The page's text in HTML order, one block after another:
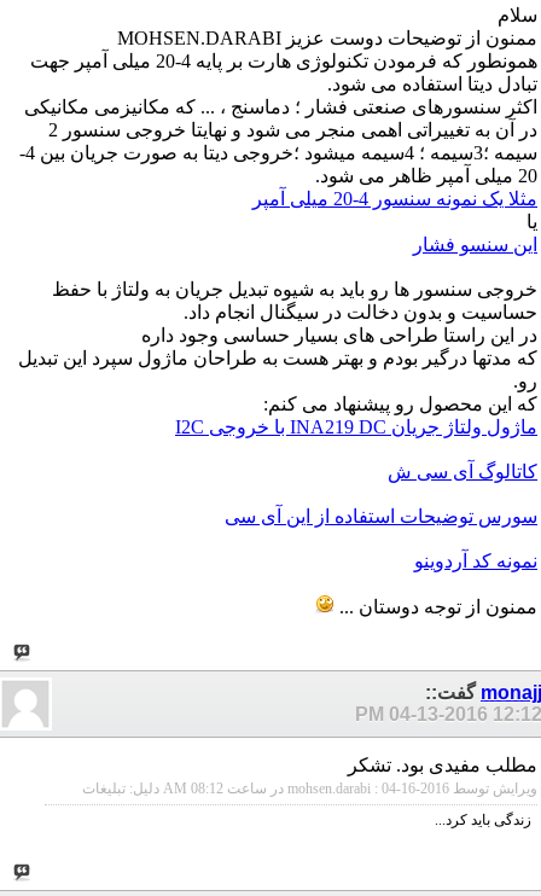
سلام
ممنون از توضیحات دوست عزیز MOHSEN.DARABI
همونطور که فرمودن تکنولوژی هارت بر پایه 4-20 میلی آمپر جهت
تبادل دیتا استفاده می شود.
اکثر سنسورهای صنعتی فشار ؛ دماسنج ، ... که مکانیزمی مکانیکی
در آن به تغییراتی اهمی منجر می شود و نهایتا خروجی سنسور 2
سیمه ؛3سیمه ؛ 4سیمه میشود ؛خروجی دیتا به صورت جریان بین 4-
20 میلی آمپر ظاهر می شود.
مثلا یک نمونه سنسور 4-20 میلی آمپر
یا
این سنسو فشار
خروجی سنسور ها رو باید به شیوه تبدیل جریان به ولتاژ با حفظ
حساسیت و بدون دخالت در سیگنال انجام داد.
در این راستا طراحی های بسیار حساسی وجود داره
که مدتها درگیر بودم و بهتر هست به طراحان ماژول سپرد این تبدیل
رو.
که این محصول رو پیشنهاد می کنم:
ماژول ولتاژ جریان INA219 DC با خروجی I2C
کاتالوگ آی سی ش
سورس توضیحات استفاده از این آی سی
نمونه کد آردوینو
ممنون از توجه دوستان ...
monajj گفت::
04-13-2016 12:12 PM
مطلب مفیدی بود. تشکر
ویرایش توسط mohsen.darabi : 04-16-2016 در ساعت 08:12 AM دلیل: تبلیغات
زندگی باید کرد...